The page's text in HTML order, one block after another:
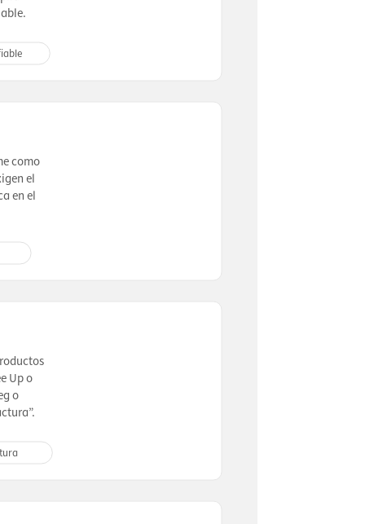
como
el
en el
Up o
o